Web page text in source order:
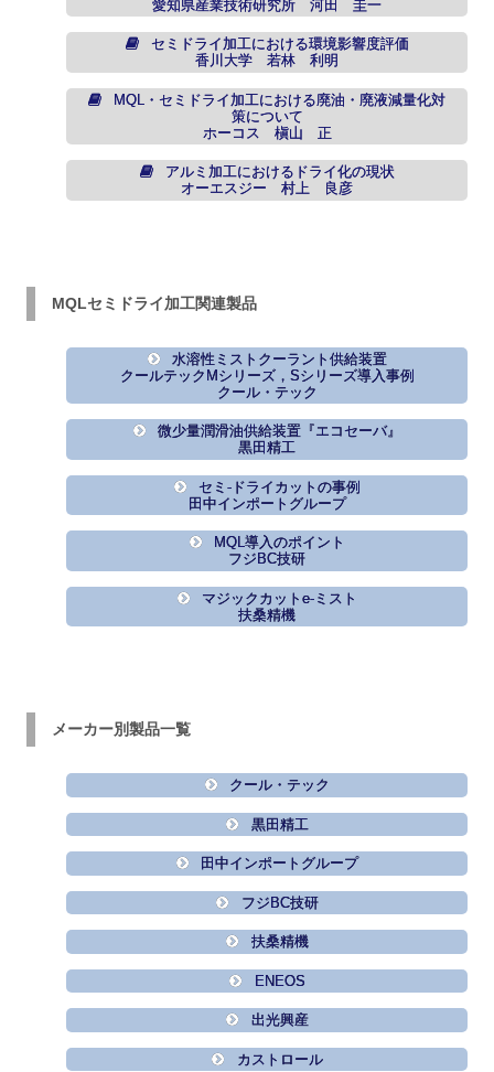
愛知県産業技術研究所 河田 圭一
セミドライ加工における環境影響度評価
香川大学 若林 利明
MQL・セミドライ加工における廃油・廃液減量化対
策について
ホーコス 槇山 正
アルミ加工におけるドライ化の現状
オーエスジー 村上 良彦
MQLセミドライ加工関連製品
水溶性ミストクーラント供給装置
クールテックMシリーズ，Sシリーズ導入事例
クール・テック
微少量潤滑油供給装置『エコセーバ』
黒田精工
セミ-ドライカットの事例
田中インポートグループ
MQL導入のポイント
フジBC技研
マジックカットe-ミスト
扶桑精機
メーカー別製品一覧
クール・テック
黒田精工
田中インポートグループ
フジBC技研
扶桑精機
ENEOS
出光興産
カストロール